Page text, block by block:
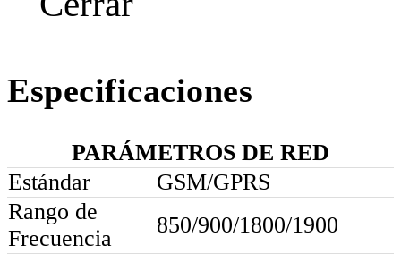
Especificaciones
PARÁMETROS DE RED
Estándar
GSM/GPRS
Rango de
Frecuencia
850/900/1800/1900